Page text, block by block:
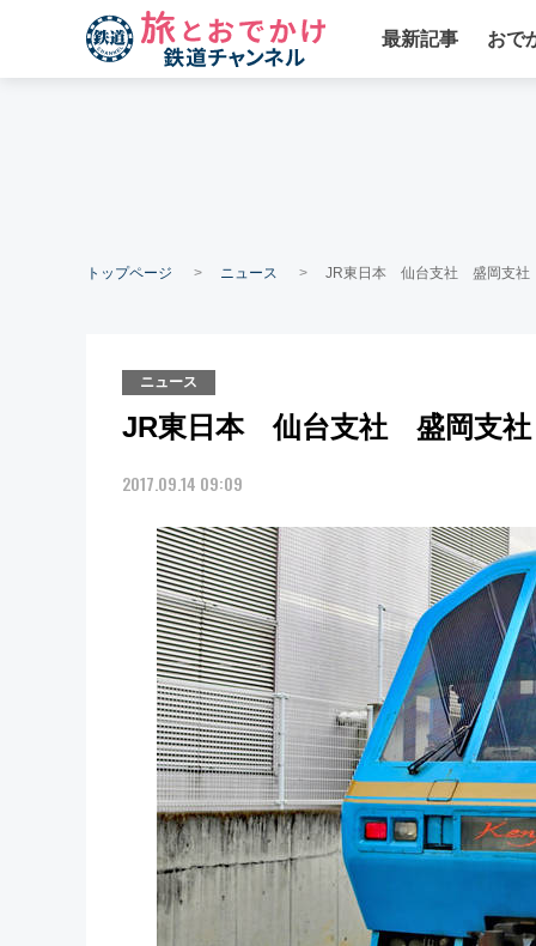
最新記事 おで
トップページ ニュース JR東日本 仙台支社 盛岡支
ニュース
JR東日本 仙台支社 盛岡支
2017.09.14 09:09